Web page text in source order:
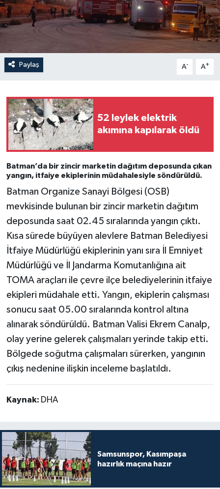
Paylaş A- A+
52 leylek elektrik
akımına kapılarak öldü
Batman’da bir zincir marketin dağıtım deposunda çıkan
yangın, itfaiye ekiplerinin müdahalesiyle söndürüldü.
Batman Organize Sanayi Bölgesi (OSB)
mevkisinde bulunan bir zincir marketin dağıtım
deposunda saat 02.45 sıralarında yangın çıktı.
Kısa sürede büyüyen alevlere Batman Belediyesi
İtfaiye Müdürlüğü ekiplerinin yanı sıra İl Emniyet
Müdürlüğü ve İl Jandarma Komutanlığına ait
TOMA araçları ile çevre ilçe belediyelerinin itfaiye
ekipleri müdahale etti. Yangın, ekiplerin çalışması
sonucu saat 05.00 sıralarında kontrol altına
alınarak söndürüldü. Batman Valisi Ekrem Canalp,
olay yerine gelerek çalışmaları yerinde takip etti.
Bölgede soğutma çalışmaları sürerken, yangının
çıkış nedenine ilişkin inceleme başlatıldı.
Kaynak: DHA
Samsunspor, Kasımpaşa
hazırlık maçına hazır